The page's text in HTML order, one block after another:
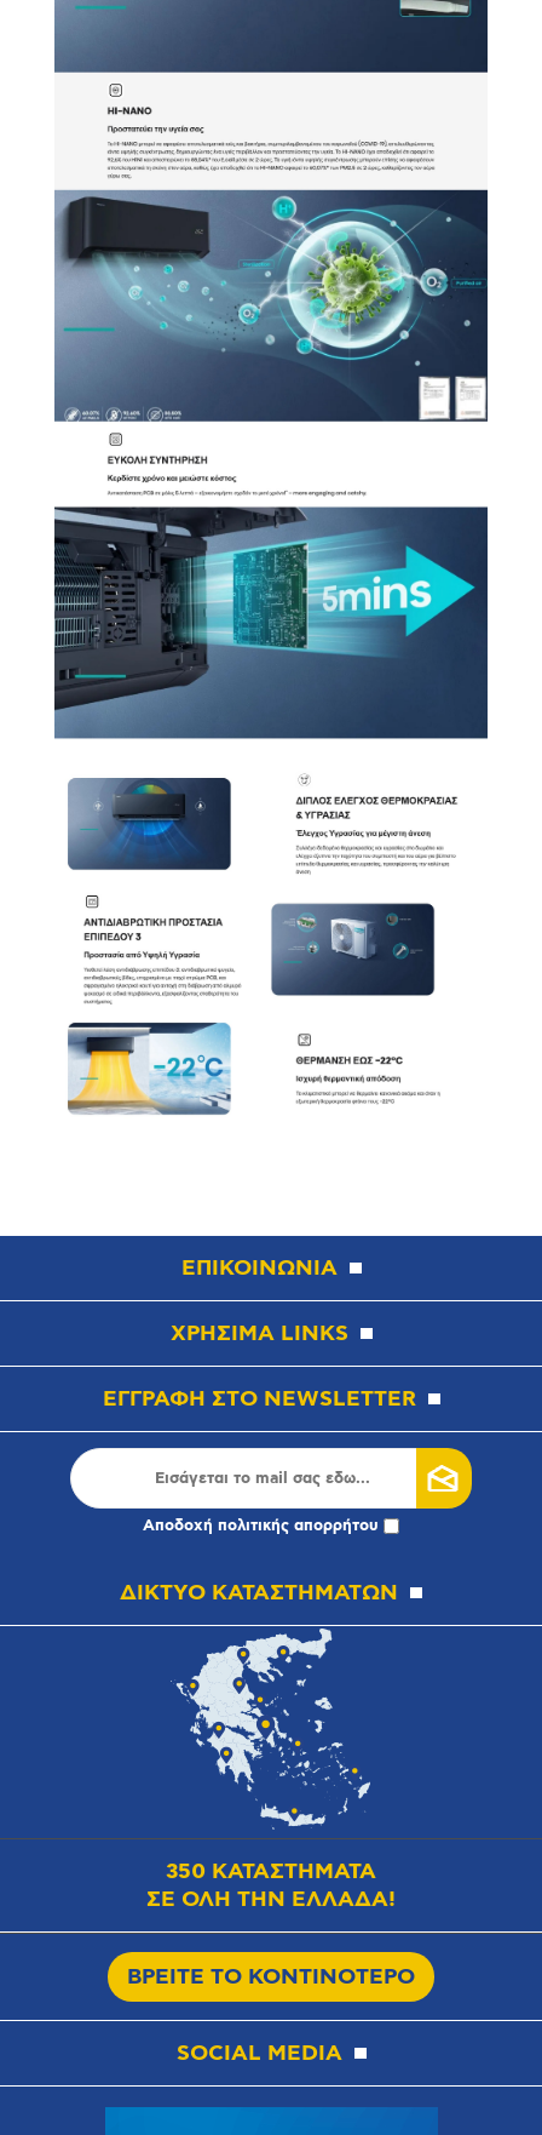
ΕΠΙΚΟΙΝΩΝΙΑ
ΧΡΗΣΙΜΑ LINKS
ΕΓΓΡΑΦΗ ΣΤΟ NEWSLETTER
Αποδοχή πολιτικής απορρήτου
ΔΙΚΤΥΟ ΚΑΤΑΣΤΗΜΑΤΩΝ
350 ΚΑΤΑΣΤΗΜΑΤΑ
ΣΕ ΟΛΗ ΤΗΝ ΕΛΛΑΔΑ!
ΒΡΕΙΤΕ ΤΟ ΚΟΝΤΙΝΟΤΕΡΟ
SOCIAL MEDIA